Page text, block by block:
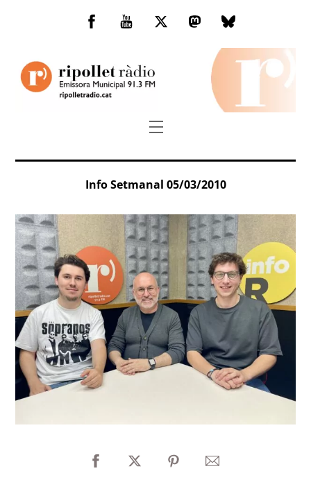
Facebook
You
TwitterMastodonBluesky
Menu
Info Setmanal 05/03/2010